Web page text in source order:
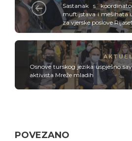
Sastanak s
muftijstava i mešihata
za vjerske poslove
Osnove turskog jezika uspješno
aktivista Mreže mladih
POVEZANO